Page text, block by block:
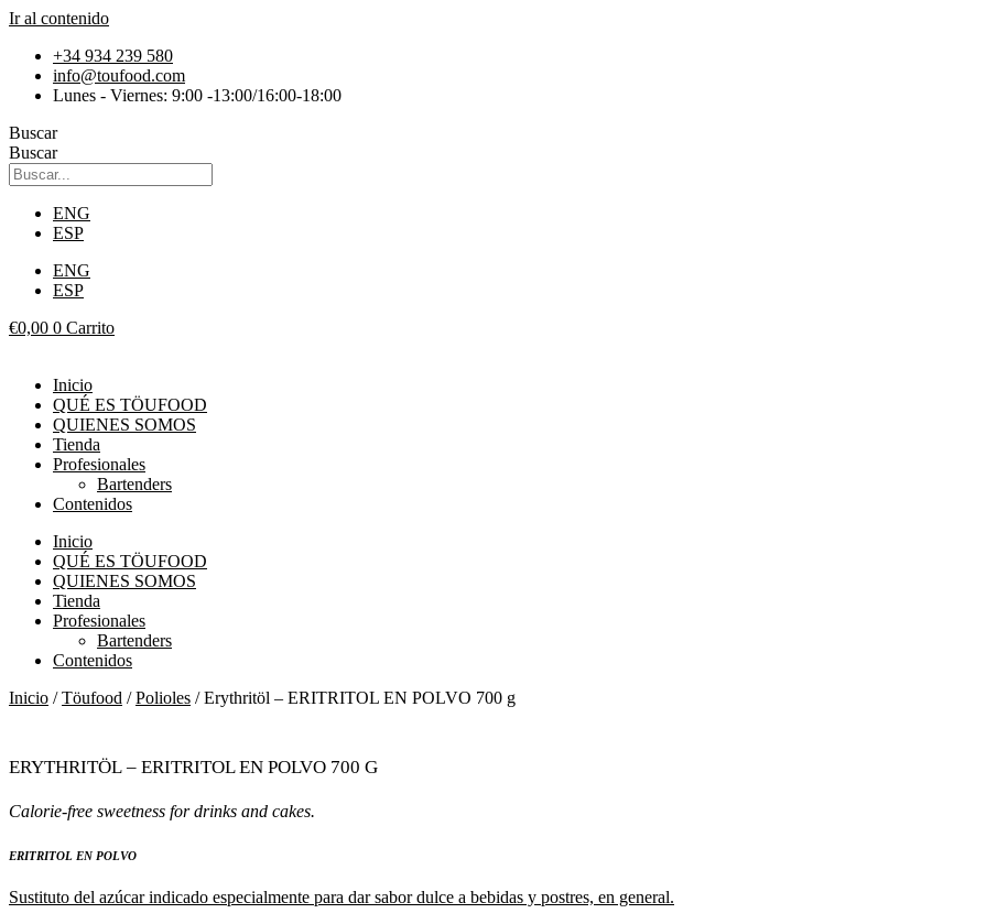
Ir al contenido
+34 934 239 580
info@toufood.com
Lunes - Viernes: 9:00 -13:00/16:00-18:00
Buscar
Buscar
ENG
ESP
ENG
ESP
€0,00 0 Carrito
Inicio
QUÉ ES TÖUFOOD
QUIENES SOMOS
Tienda
Profesionales
Bartenders
Contenidos
Inicio
QUÉ ES TÖUFOOD
QUIENES SOMOS
Tienda
Profesionales
Bartenders
Contenidos
Inicio /Töufood /Polioles / Erythritöl – ERITRITOL EN POLVO 700 g
Erythritöl – ERITRITOL EN POLVO 700 g
Calorie-free sweetness for drinks and cakes.
ERITRITOL EN POLVO
Sustituto del azúcar indicado especialmente para dar sabor dulce a bebidas y postres, en general.